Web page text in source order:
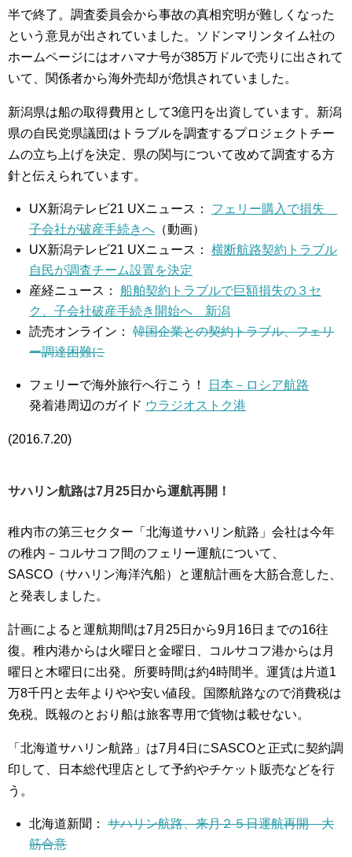
半で終了。調査委員会から事故の真相究明が難しくなった
という意見が出されていました。ソドンマリンタイム社の
ホームページにはオハマナ号が385万ドルで売りに出されて
いて、関係者から海外売却が危惧されていました。
新潟県は船の取得費用として3億円を出資しています。新潟
県の自民党県議団はトラブルを調査するプロジェクトチー
ムの立ち上げを決定、県の関与について改めて調査する方
針と伝えられています。
UX新潟テレビ21 UXニュース： フェリー購入で損失
子会社が破産手続きへ （動画）
UX新潟テレビ21 UXニュース：横断航路契約トラブル
自民が調査チーム設置を決定
産経ニュース：船舶契約トラブルで巨額損失の３セ
ク、子会社破産手続き開始へ 新潟
読売オンライン：韓国企業との契約トラブル、フェリ
ー調達困難に
フェリーで海外旅行へ行こう！
日本－ロシア航路
発着港周辺のガイド ウラジオストク港
(2016.7.20)
サハリン航路は7月25日から運航再開！
稚内市の第三セクター「北海道サハリン航路」会社は今年
の稚内－コルサコフ間のフェリー運航について、
SASCO（サハリン海洋汽船）と運航計画を大筋合意した、
と発表しました。
計画によると運航期間は7月25日から9月16日までの16往
復。稚内港からは火曜日と金曜日、コルサコフ港からは月
曜日と木曜日に出発。所要時間は約4時間半。運賃は片道1
万8千円と去年よりやや安い値段。国際航路なので消費税は
免税。既報のとおり船は旅客専用で貨物は載せない。
「北海道サハリン航路」は7月4日にSASCOと正式に契約調
印して、日本総代理店として予約やチケット販売などを行
う。
北海道新聞：サハリン航路、来月２５日運航再開 大
筋合意